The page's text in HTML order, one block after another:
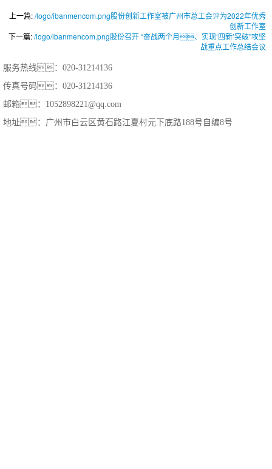
上一篇:/logo/ibanmencom.png股份创新工作室被广州市总工会评为2022年优秀
创新工作室
下一篇:/logo/ibanmencom.png股份召开 “奋战两个月、实现‘四新’突破”攻坚
战重点工作总结会议
服务热线：020-31214136
传真号码：020-31214136
邮箱：1052898221@qq.com
地址：广州市白云区黄石路江夏村元下底路188号自编8号